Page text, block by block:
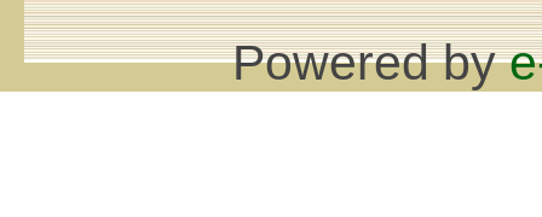
Powered by